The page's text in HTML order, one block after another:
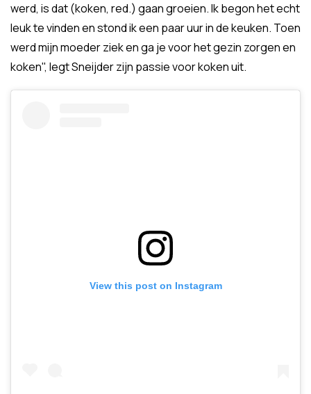
werd, is dat (koken, red.) gaan groeien. Ik begon het echt
leuk te vinden en stond ik een paar uur in de keuken. Toen
werd mijn moeder ziek en ga je voor het gezin zorgen en
koken", legt Sneijder zijn passie voor koken uit.
View this post on Instagram